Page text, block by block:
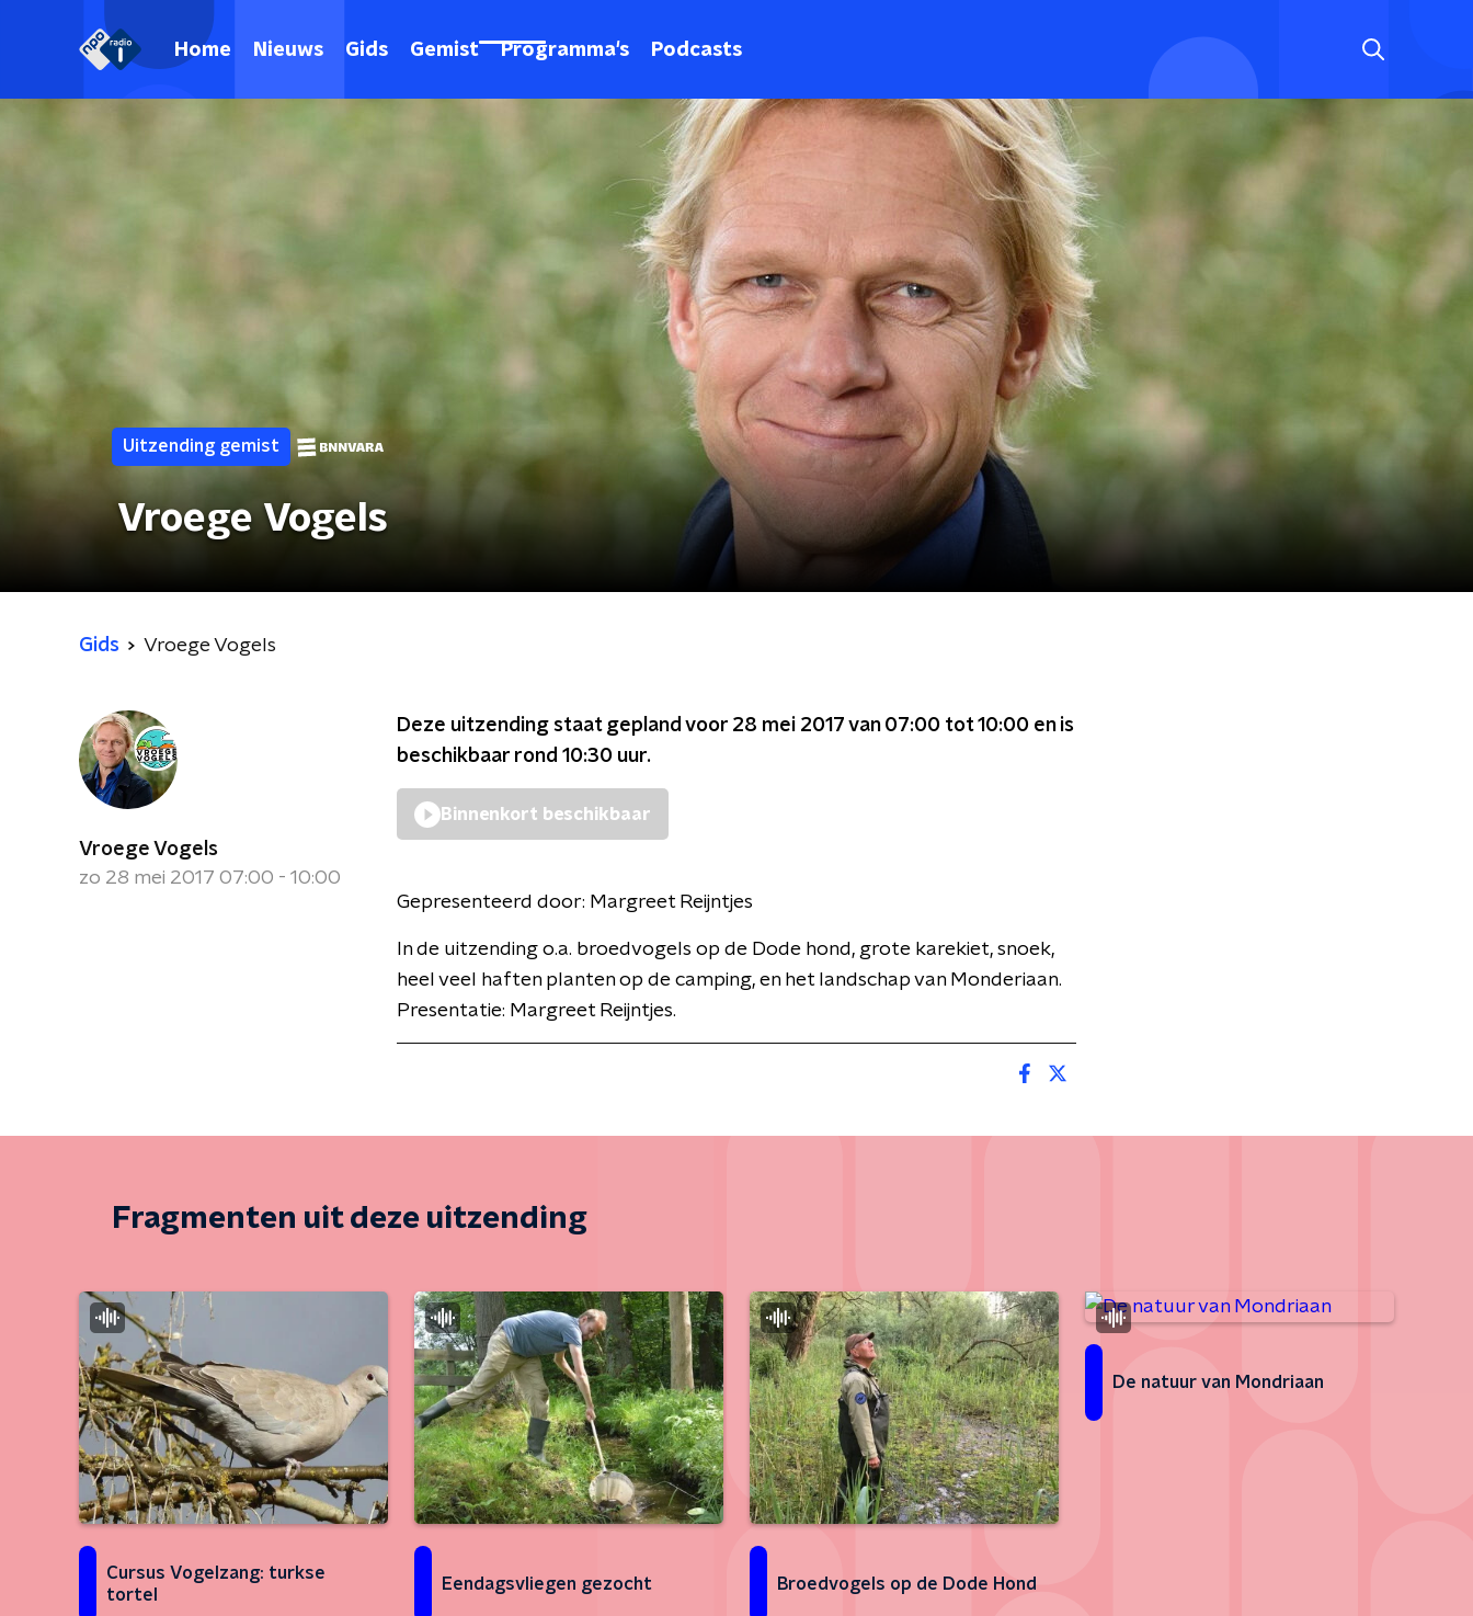
Home Nieuws Gids Gemist Programma's Podcasts
Uitzending gemist
Vroege Vogels
Gids Vroege Vogels
Vroege Vogels
zo 28 mei 2017 07:00 - 10:00
Deze uitzending staat gepland voor 28 mei 2017 van 07:00 tot 10:00 en is
beschikbaar rond 10:30 uur.
Binnenkort beschikbaar
Gepresenteerd door: Margreet Reijntjes
In de uitzending o.a. broedvogels op de Dode hond, grote karekiet, snoek,
heel veel haften planten op de camping, en het landschap van Monderiaan.
Presentatie: Margreet Reijntjes.
Fragmenten uit deze uitzending
Cursus Vogelzang: turkse
tortel
Eendagsvliegen gezocht Broedvogels op de Dode Hond
De natuur van Mondriaan